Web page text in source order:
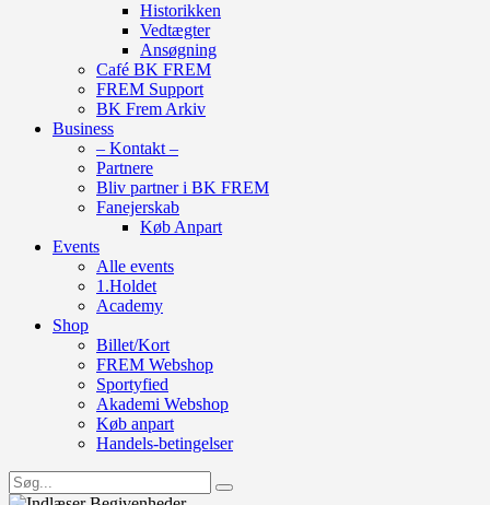
Historikken
Vedtægter
Ansøgning
Café BK FREM
FREM Support
BK Frem Arkiv
Business
– Kontakt –
Partnere
Bliv partner i BK FREM
Fanejerskab
Køb Anpart
Events
Alle events
1.Holdet
Academy
Shop
Billet/Kort
FREM Webshop
Sportyfied
Akademi Webshop
Køb anpart
Handels-betingelser